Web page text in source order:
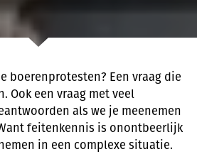
boerenprotesten? Een vraag die
Ook een vraag met veel
als we je meenemen
feitenkennis is onontbeerlijk
in een complexe situatie.